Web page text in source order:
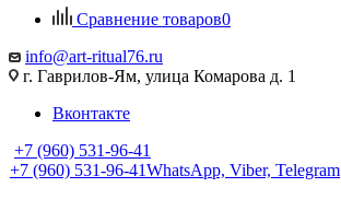
Сравнение товаров0
info@art-ritual76.ru
г. Гаврилов-Ям, улица Комарова д. 1
Вконтакте
+7 (960) 531-96-41
+7 (960) 531-96-41WhatsApp, Viber, Telegram